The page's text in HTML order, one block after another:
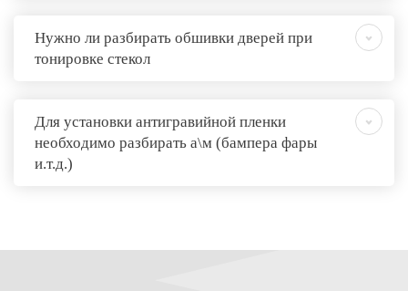
Нужно ли разбирать обшивки дверей при
тонировке стекол
Для установки антигравийной пленки
необходимо разбирать а\м (бампера фары
и.т.д.)